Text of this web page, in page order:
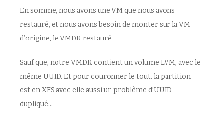
En somme, nous avons une VM que nous avons
restauré, et nous avons besoin de monter sur la VM
d’origine, le VMDK restauré.
Sauf que, notre VMDK contient un volume LVM, avec le
même UUID. Et pour couronner le tout, la partition
est en XFS avec elle aussi un problème d’UUID
dupliqué…